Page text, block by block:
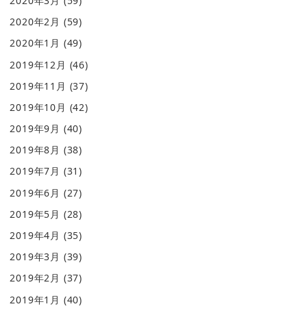
2020年2月 (59)
2020年1月 (49)
2019年12月 (46)
2019年11月 (37)
2019年10月 (42)
2019年9月 (40)
2019年8月 (38)
2019年7月 (31)
2019年6月 (27)
2019年5月 (28)
2019年4月 (35)
2019年3月 (39)
2019年2月 (37)
2019年1月 (40)